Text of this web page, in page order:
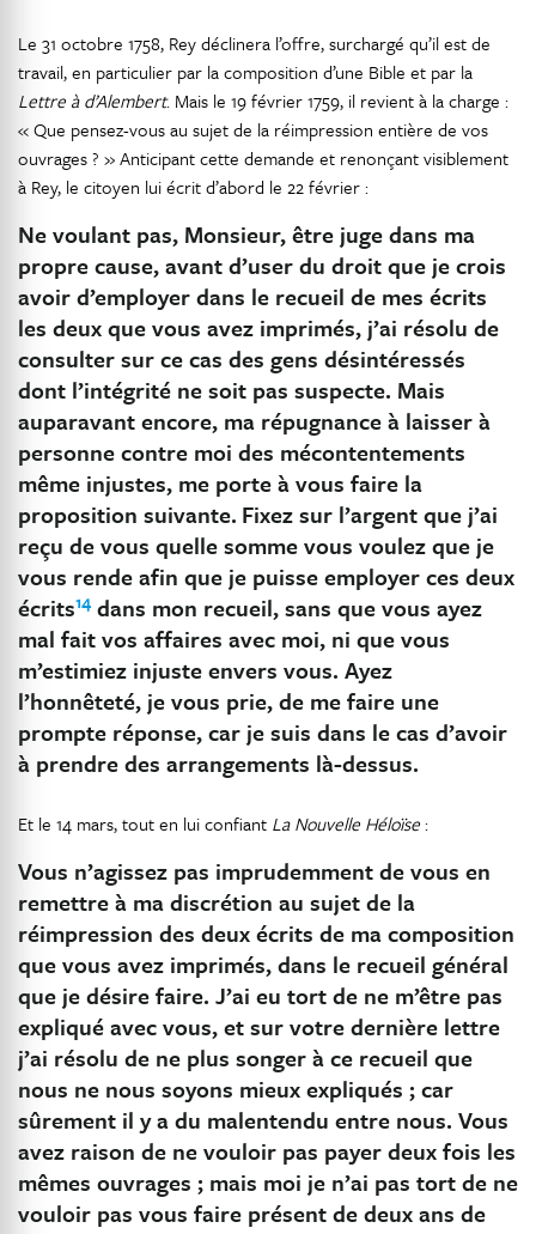
Le 31 octobre 1758, Rey déclinera l’offre, surchargé qu’il est de
travail, en particulier par la composition d’une Bible et par la
Lettre à d’Alembert. Mais le 19 février 1759, il revient à la charge :
« Que pensez-vous au sujet de la réimpression entière de vos
ouvrages ? » Anticipant cette demande et renonçant visiblement
à Rey, le citoyen lui écrit d’abord le 22 février :
Ne voulant pas, Monsieur, être juge dans ma
propre cause, avant d’user du droit que je crois
avoir d’employer dans le recueil de mes écrits
les deux que vous avez imprimés, j’ai résolu de
consulter sur ce cas des gens désintéressés
dont l’intégrité ne soit pas suspecte. Mais
auparavant encore, ma répugnance à laisser à
personne contre moi des mécontentements
même injustes, me porte à vous faire la
proposition suivante. Fixez sur l’argent que j’ai
reçu de vous quelle somme vous voulez que je
vous rende afin que je puisse employer ces deux
écrits14 dans mon recueil, sans que vous ayez
mal fait vos affaires avec moi, ni que vous
m’estimiez injuste envers vous. Ayez
l’honnêteté, je vous prie, de me faire une
prompte réponse, car je suis dans le cas d’avoir
à prendre des arrangements là-dessus.
Et le 14 mars, tout en lui confiant La Nouvelle Héloïse:
Vous n’agissez pas imprudemment de vous en
remettre à ma discrétion au sujet de la
réimpression des deux écrits de ma composition
que vous avez imprimés, dans le recueil général
que je désire faire. J’ai eu tort de ne m’être pas
expliqué avec vous, et sur votre dernière lettre
j’ai résolu de ne plus songer à ce recueil que
nous ne nous soyons mieux expliqués ; car
sûrement il y a du malentendu entre nous. Vous
avez raison de ne vouloir pas payer deux fois les
mêmes ouvrages ; mais moi je n’ai pas tort de ne
vouloir pas vous faire présent de deux ans de